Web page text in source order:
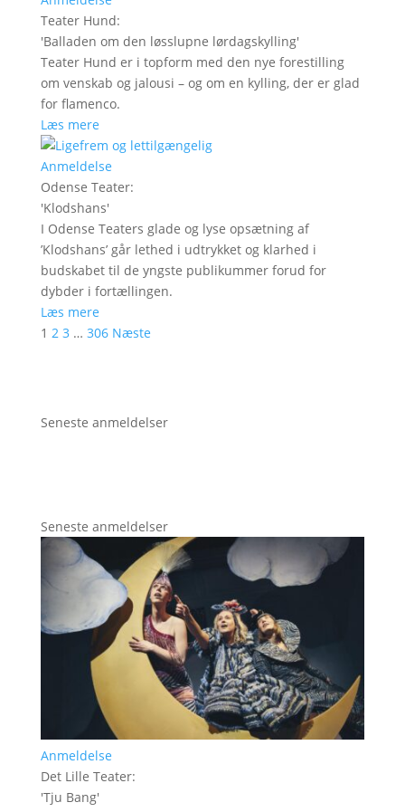
Teater Hund:
'Balladen om den løsslupne lørdagskylling'
Teater Hund er i topform med den nye forestilling
om venskab og jalousi – og om en kylling, der er glad
for flamenco.
Læs mere
Anmeldelse
Odense Teater:
'Klodshans'
I Odense Teaters glade og lyse opsætning af
’Klodshans’ går lethed i udtrykket og klarhed i
budskabet til de yngste publikummer forud for
dybder i fortællingen.
Læs mere
1 2 3 … 306 Næste
Seneste anmeldelser
Seneste anmeldelser
Anmeldelse
Det Lille Teater:
'Tju Bang'